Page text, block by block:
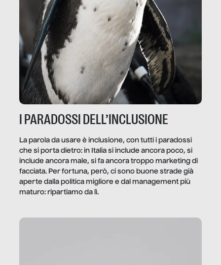
I PARADOSSI DELL’INCLUSIONE
La parola da usare è inclusione, con tutti i paradossi
che si porta dietro: in Italia si include ancora poco, si
include ancora male, si fa ancora troppo marketing di
facciata. Per fortuna, però, ci sono buone strade già
aperte dalla politica migliore e dal management più
maturo: ripartiamo da lì.